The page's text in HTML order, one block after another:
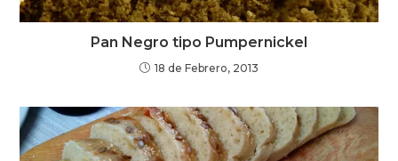
Pan Negro tipo Pumpernickel
18 de Febrero, 2013